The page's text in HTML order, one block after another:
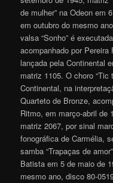
de mulher” na Odeon em
em outubro do mesmo
valsa “Sonho” é
acompanhado por
lançada pela Continental
matriz 1105. O choro “Tic
Continental, na
Quarteto de Bronze,
Ritmo, em março-abril de
matriz 2067, por sinal
fonográfica de Carmélia,
samba “Trapaças de
Batista em 5 de maio de
mesmo ano, disco 80-